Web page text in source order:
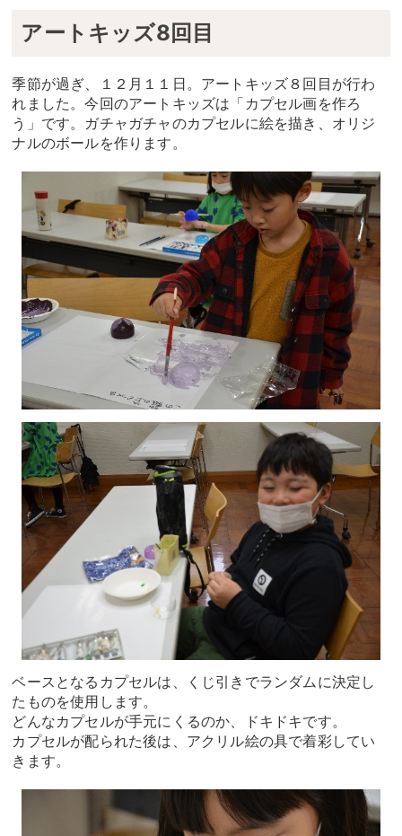
アートキッズ8回目
季節が過ぎ、１２月１１日。アートキッズ８回目が行わ
れました。今回のアートキッズは「カプセル画を作ろ
う」です。ガチャガチャのカプセルに絵を描き、オリジ
ナルのボールを作ります。
ベースとなるカプセルは、くじ引きでランダムに決定し
たものを使用します。
どんなカプセルが手元にくるのか、ドキドキです。
カプセルが配られた後は、アクリル絵の具で着彩してい
きます。